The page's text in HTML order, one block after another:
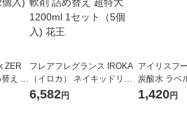
ZER
え メ
ト
フレアフレグランス IROKA
（イロカ） ネイキッドリリ
ーの香り 柔軟剤 詰め替え 超
6,582円
アイリスフ
炭酸水 ラベ
箱（24本入）
1,420円